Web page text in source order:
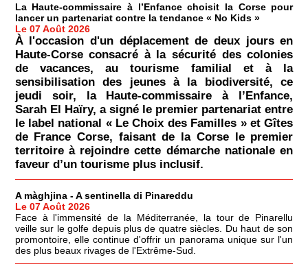
La Haute-commissaire à l’Enfance choisit la Corse pour
lancer un partenariat contre la tendance « No Kids »
Le 07 Août 2026
À l'occasion d'un déplacement de deux jours en
Haute-Corse consacré à la sécurité des colonies
de vacances, au tourisme familial et à la
sensibilisation des jeunes à la biodiversité, ce
jeudi soir, la Haute-commissaire à l’Enfance,
Sarah El Haïry, a signé le premier partenariat entre
le label national « Le Choix des Familles » et Gîtes
de France Corse, faisant de la Corse le premier
territoire à rejoindre cette démarche nationale en
faveur d’un tourisme plus inclusif.
A màghjina - A sentinella di Pinareddu
Le 07 Août 2026
Face à l'immensité de la Méditerranée, la tour de Pinarellu
veille sur le golfe depuis plus de quatre siècles. Du haut de son
promontoire, elle continue d'offrir un panorama unique sur l'un
des plus beaux rivages de l'Extrême-Sud.